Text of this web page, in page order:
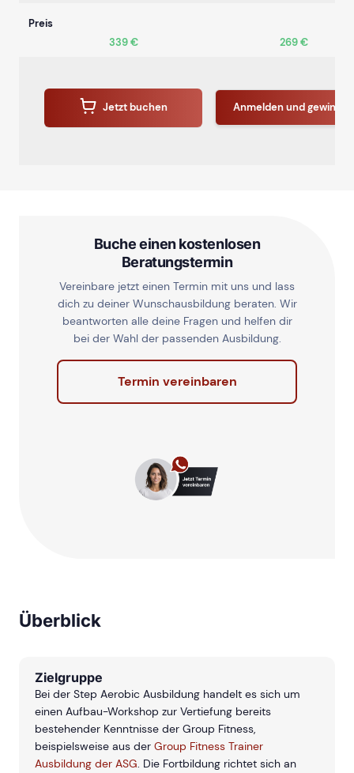
Preis
339 €
269 €
Jetzt buchen Anmelden und gewinnen
Buche einen kostenlosen
Beratungstermin
Vereinbare jetzt einen Termin mit uns und lass
dich zu deiner Wunschausbildung beraten. Wir
beantworten alle deine Fragen und helfen dir
bei der Wahl der passenden Ausbildung.
Termin vereinbaren
Überblick
Zielgruppe
Bei der Step Aerobic Ausbildung handelt es sich um
einen Aufbau-Workshop zur Vertiefung bereits
bestehender Kenntnisse der Group Fitness,
beispielsweise aus der Group Fitness Trainer
Ausbildung der ASG. Die Fortbildung richtet sich an